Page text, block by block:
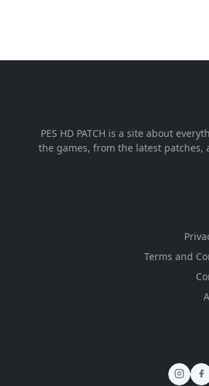
PES HD PATCH is a site about
the games, from the latest patches,
Terms and